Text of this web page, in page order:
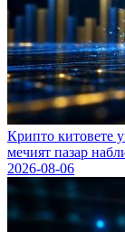
Крипто китовете
мечият пазар
2026-08-06